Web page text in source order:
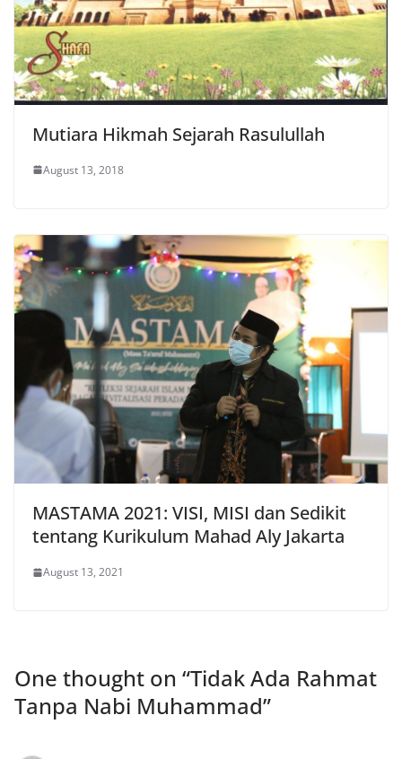
Mutiara Hikmah Sejarah Rasulullah
August 13, 2018
MASTAMA 2021: VISI, MISI dan Sedikit
tentang Kurikulum Mahad Aly Jakarta
August 13, 2021
One thought on “Tidak Ada Rahmat
Tanpa Nabi Muhammad”